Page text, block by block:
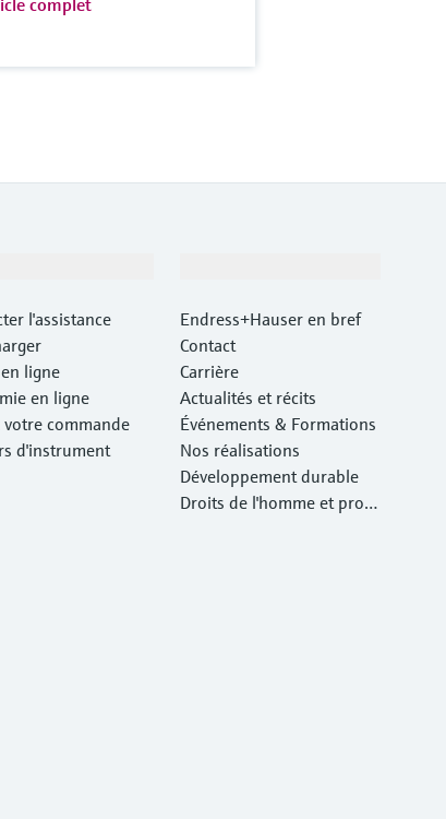
complet
l'assistance
ligne
en ligne
votre commande
d'instrument
Endress+Hauser en bref
Contact
Carrière
Actualités et récits
Événements & Formations
Nos réalisations
Développement durable
Droits de l'homme et prote